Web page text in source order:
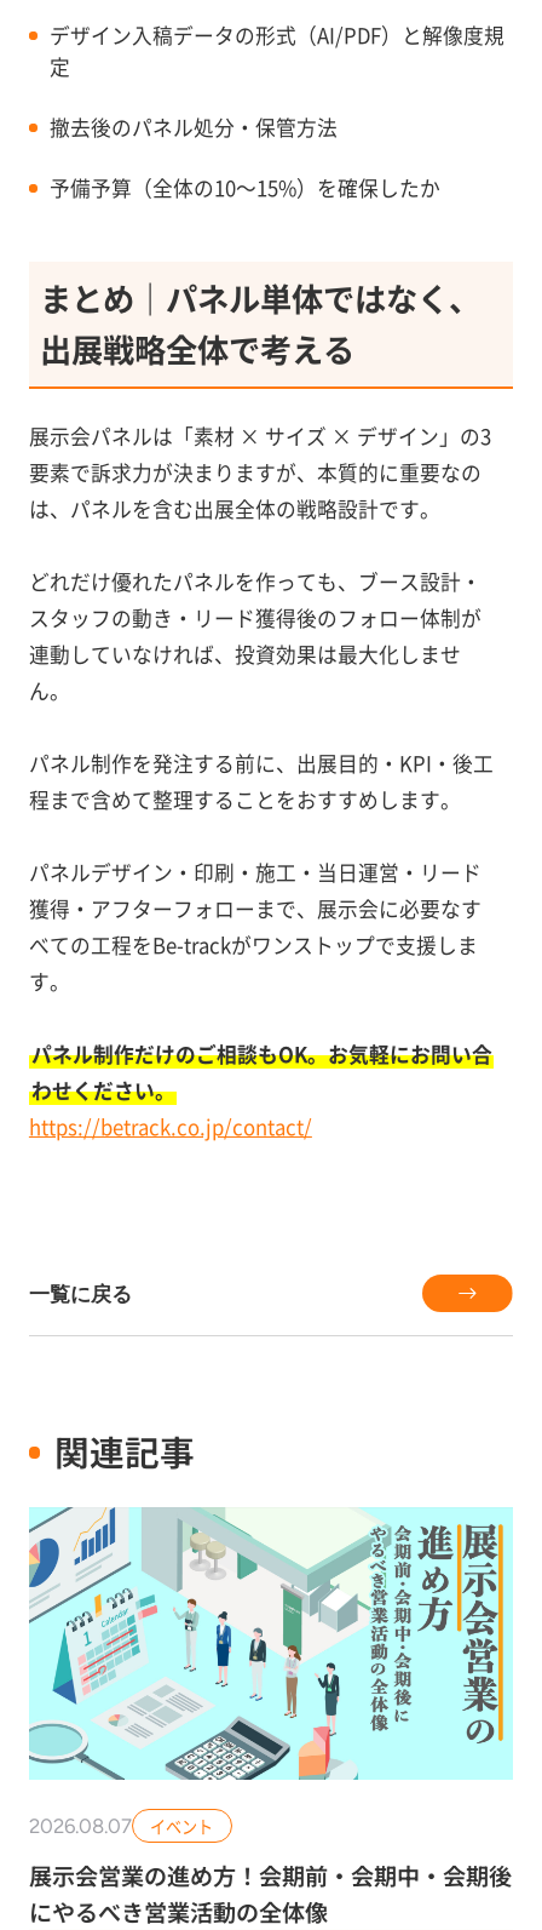
デザイン入稿データの形式（AI/PDF）と解像度規
定
撤去後のパネル処分・保管方法
予備予算（全体の10〜15%）を確保したか
まとめ｜パネル単体ではなく、
出展戦略全体で考える
展示会パネルは「素材 × サイズ × デザイン」の3
要素で訴求力が決まりますが、本質的に重要なの
は、パネルを含む出展全体の戦略設計です。
どれだけ優れたパネルを作っても、ブース設計・
スタッフの動き・リード獲得後のフォロー体制が
連動していなければ、投資効果は最大化しませ
ん。
パネル制作を発注する前に、出展目的・KPI・後工
程まで含めて整理することをおすすめします。
パネルデザイン・印刷・施工・当日運営・リード
獲得・アフターフォローまで、展示会に必要なす
べての工程をBe-trackがワンストップで支援しま
す。
パネル制作だけのご相談もOK。お気軽にお問い合
わせください。
https://betrack.co.jp/contact/
一覧に戻る
関連記事
2026.08.07 イベント
展示会営業の進め方！会期前・会期中・会期後
にやるべき営業活動の全体像